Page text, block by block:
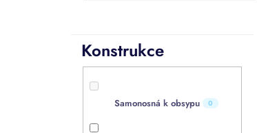
Konstrukce
Samonosná k obsypu 0